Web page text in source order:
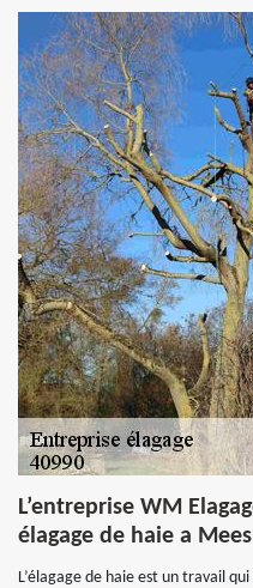
L’entreprise WM
élagage de haie a Mees
L’élagage de haie est un travail